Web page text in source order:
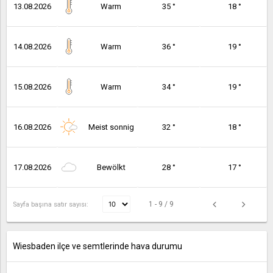
13.08.2026 Warm 35 ° 18 °
14.08.2026 Warm 36 ° 19 °
15.08.2026 Warm 34 ° 19 °
16.08.2026 Meist sonnig 32 ° 18 °
17.08.2026 Bewölkt 28 ° 17 °
Sayfa başına satır sayısı: 1 - 9 / 9
Wiesbaden ilçe ve semtlerinde hava durumu